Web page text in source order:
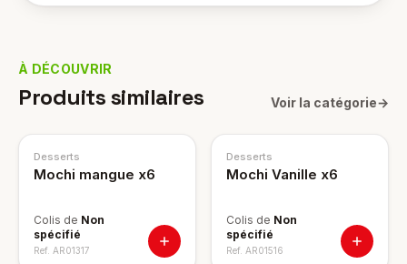
À DÉCOUVRIR
Produits similaires Voir la catégorie→
Desserts
Mochi mangue x6
Colis de Non
spécifié
Ref. AR01317
Desserts
Mochi Vanille x6
Colis de Non
spécifié
Ref. AR01516